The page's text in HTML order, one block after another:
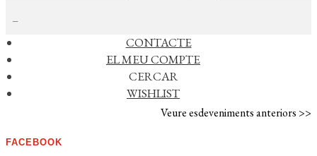
CONTACTE
EL MEU COMPTE
CERCAR
WISHLIST
AGENDA
No s'han trobat esdeveniments
Veure esdeveniments anteriors >>
FACEBOOK